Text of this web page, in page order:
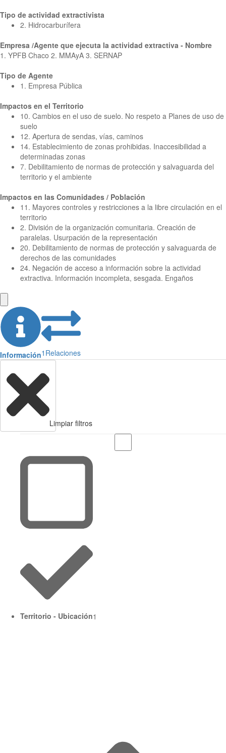
Tipo de actividad extractivista
2. Hidrocarburífera
Empresa /Agente que ejecuta la actividad extractiva - Nombre
1. YPFB Chaco 2. MMAyA 3. SERNAP
Tipo de Agente
1. Empresa Pública
Impactos en el Territorio
10. Cambios en el uso de suelo. No respeto a Planes de uso de
suelo
12. Apertura de sendas, vías, caminos
14. Establecimiento de zonas prohibidas. Inaccesibilidad a
determinadas zonas
7. Debilitamiento de normas de protección y salvaguarda del
territorio y el ambiente
Impactos en las Comunidades / Población
11. Mayores controles y restricciones a la libre circulación en el
territorio
2. División de la organización comunitaria. Creación de
paralelas. Usurpación de la representación
20. Debilitamiento de normas de protección y salvaguarda de
derechos de las comunidades
24. Negación de acceso a información sobre la actividad
extractiva. Información incompleta, sesgada. Engaños
Información1 Relaciones
Limpiar filtros
Territorio - Ubicación1